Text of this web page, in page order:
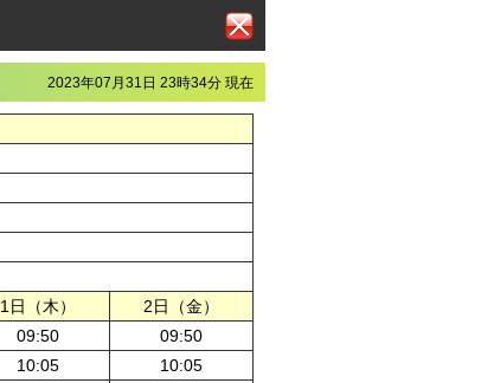
2023年07月31日 23時34分 現在
1日（木）
2日（金）
09:50
09:50
10:05
10:05